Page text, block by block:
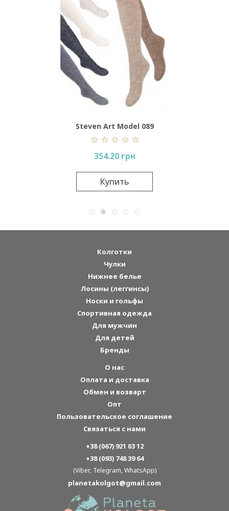
Steven Art Model 089
354.20 грн
Купить
Колготки
Чулки
Нижнее белье
Лосины (леггинсы)
Носки и гольфы
Спортивная одежда
Для мужчин
Для детей
Бренды
О нас
Оплата и доставка
Обмен и возварт
Опт
Пользовательское соглашение
Связаться с нами
+38 (067) 921 03 12
+38 (093) 748 39 64
(Viber, Telegram, WhatsApp)
planetakolgot@gmail.com